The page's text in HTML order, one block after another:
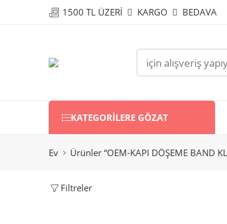
1500 TL ÜZERİ KARGO BEDAVA
KATEGORILERE GÖZAT
Ev Ürünler “OEM-KAPI DÖŞEME BAND
Filtreler